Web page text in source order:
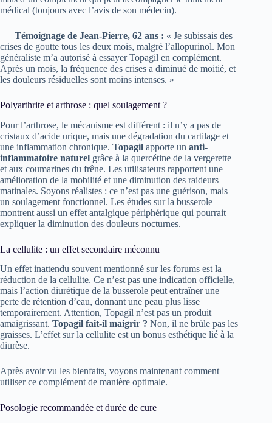
médical (toujours avec l’avis de son médecin).
Témoignage de Jean-Pierre, 62 ans : « Je subissais des
crises de goutte tous les deux mois, malgré l’allopurinol. Mon
généraliste m’a autorisé à essayer Topagil en complément.
Après un mois, la fréquence des crises a diminué de moitié, et
les douleurs résiduelles sont moins intenses. »
Polyarthrite et arthrose : quel soulagement ?
Pour l’arthrose, le mécanisme est différent : il n’y a pas de
cristaux d’acide urique, mais une dégradation du cartilage et
une inflammation chronique. Topagil apporte un anti-
inflammatoire naturel grâce à la quercétine de la vergerette
et aux coumarines du frêne. Les utilisateurs rapportent une
amélioration de la mobilité et une diminution des raideurs
matinales. Soyons réalistes : ce n’est pas une guérison, mais
un soulagement fonctionnel. Les études sur la busserole
montrent aussi un effet antalgique périphérique qui pourrait
expliquer la diminution des douleurs nocturnes.
La cellulite : un effet secondaire méconnu
Un effet inattendu souvent mentionné sur les forums est la
réduction de la cellulite. Ce n’est pas une indication officielle,
mais l’action diurétique de la busserole peut entraîner une
perte de rétention d’eau, donnant une peau plus lisse
temporairement. Attention, Topagil n’est pas un produit
amaigrissant. Topagil fait-il maigrir ? Non, il ne brûle pas les
graisses. L’effet sur la cellulite est un bonus esthétique lié à la
diurèse.
Après avoir vu les bienfaits, voyons maintenant comment
utiliser ce complément de manière optimale.
Posologie recommandée et durée de cure